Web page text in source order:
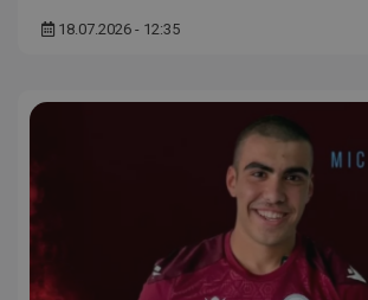
18.07.2026 - 12:35